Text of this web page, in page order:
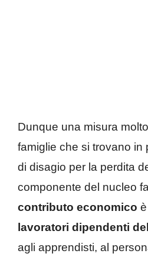
Dunque una misura
famiglie che si trovano in
di disagio per la perdita
componente del nucleo
contributo economico
lavoratori dipendenti
agli apprendisti, al